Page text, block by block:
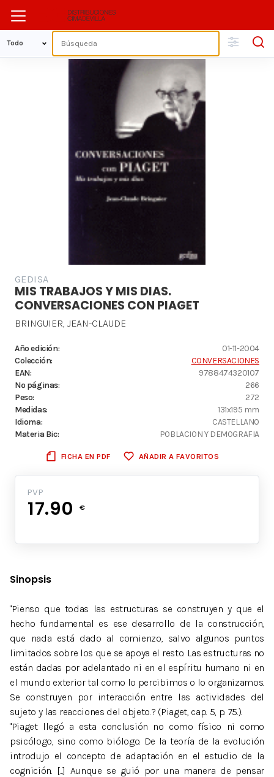
GEDISA
MIS TRABAJOS Y MIS DIAS.
CONVERSACIONES CON PIAGET
BRINGUIER, JEAN-CLAUDE
Año edición:
01-11-2004
Colección:
CONVERSACIONES
EAN:
9788474320107
Nº páginas:
266
Peso:
272
Medidas:
131x195 mm
Idioma:
CASTELLANO
Materia Bic:
POBLACION Y DEMOGRAFIA
FICHA EN PDF AÑADIR A FAVORITOS
PVP
17.90 €
Sinopsis
"Pienso que todas las estructuras se construyen y que el
hecho fundamental es ese desarrollo de la construcción,
que nada está dado al comienzo, salvo algunos puntos
limitados sobre los que se apoya el resto. Las estructuras no
están dadas por adelantado ni en el espíritu humano ni en
el mundo exterior tal como lo percibimos o lo organizamos.
Se construyen por interacción entre las actividades del
sujeto y las reacciones del objeto.? (Piaget, cap. 5, p. 75.).
"Piaget llegó a esta conclusión no como físico ni como
psicólogo, sino como biólogo. De la teoría de la evolución
introdujo el concepto de adaptación en el estudio de la
cognición. [...] Aunque se guió por una manera de pensar